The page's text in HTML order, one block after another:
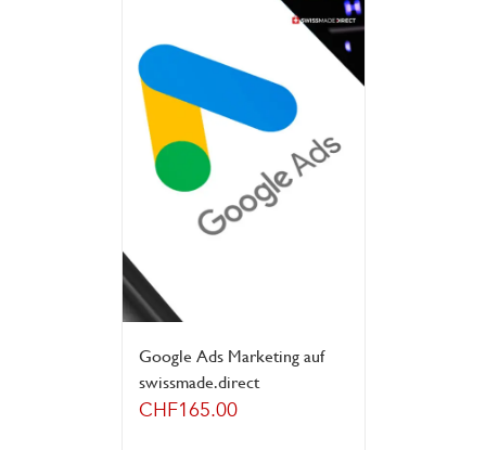
Google Ads Marketing auf
swissmade.direct
CHF165.00